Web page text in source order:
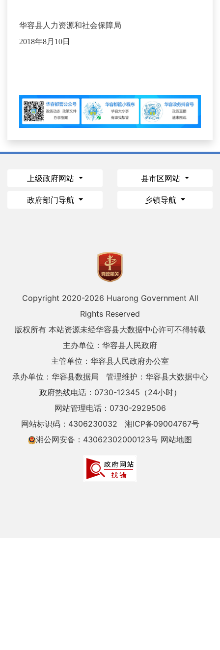
华容县人力资源和社会保障局
2018年8月10日
上级政府网站 县市区网站
政府部门导航 乡镇导航
Copyright 2020-2026 Huarong Government All
Rights Reserved
版权所有 本站资源未经华容县大数据中心许可不得转载
主办单位：华容县人民政府
主管单位：华容县人民政府办公室
承办单位：华容县数据局
管理维护：华容县大数据中心
政府热线电话：0730-12345（24小时）
网站管理电话：0730-2929506
网站标识码：4306230032
湘ICP备09004767号
湘公网安备：43062302000123号 网站地图